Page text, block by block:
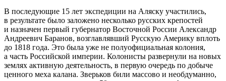
В последующие 15 лет экспедиции на Аляску участились,
в результате было заложено несколько русских крепостей
и назначен первый губернатор Восточной России Александр
Андреевич Баранов, возглавлявший Русскую Америку вплоть
до 1818 года. Это была уже не полуофициальная колония,
а часть Российской империи. Колонисты развернули на новых
землях активную деятельность, в первую очередь по добыче
ценного меха калана. Зверьков били массово и необдуманно,